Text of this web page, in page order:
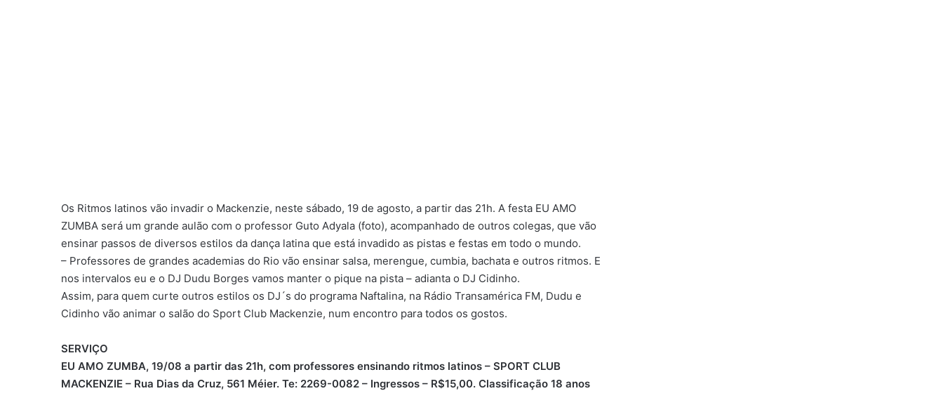
Os Ritmos latinos vão invadir o Mackenzie, neste sábado, 19 de agosto, a partir das 21h. A festa EU AMO
ZUMBA será um grande aulão com o professor Guto Adyala (foto), acompanhado de outros colegas, que vão
ensinar passos de diversos estilos da dança latina que está invadido as pistas e festas em todo o mundo.
– Professores de grandes academias do Rio vão ensinar salsa, merengue, cumbia, bachata e outros ritmos. E
nos intervalos eu e o DJ Dudu Borges vamos manter o pique na pista – adianta o DJ Cidinho.
Assim, para quem curte outros estilos os DJ´s do programa Naftalina, na Rádio Transamérica FM, Dudu e
Cidinho vão animar o salão do Sport Club Mackenzie, num encontro para todos os gostos.
SERVIÇO
EU AMO ZUMBA, 19/08 a partir das 21h, com professores ensinando ritmos latinos – SPORT CLUB
MACKENZIE – Rua Dias da Cruz, 561 Méier. Te: 2269-0082 – Ingressos – R$15,00. Classificação 18 anos